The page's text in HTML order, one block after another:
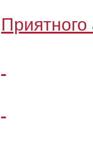
Приятного